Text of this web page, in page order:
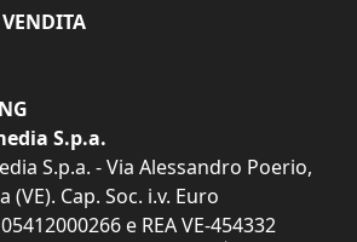
S.p.a.
S.p.a. - Via Alessandro Poerio,
(VE). Cap. Soc. i.v. Euro
e REA VE-454332